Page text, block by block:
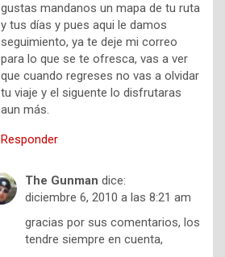
gustas mandanos un mapa de tu ruta
y tus días y pues aqui le damos
seguimiento, ya te deje mi correo
para lo que se te ofresca, vas a ver
que cuando regreses no vas a olvidar
tu viaje y el siguente lo disfrutaras
aun más.
Responder
The Gunman dice:
diciembre 6, 2010 a las 8:21 am
gracias por sus comentarios, los
tendre siempre en cuenta,